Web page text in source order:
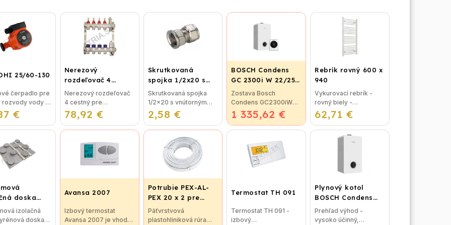
25/60-130
€
čerpadlo pre
rozvody vody v
OHI 25/60-
Nerezový
rozdeľovač 4
cestný pre
podlahové
vykurovanie
78,92 €
Nerezový rozdeľovač
4 cestný pre
podlahové
vykurovanie
Rozdeľovače sú
nerezovej ocele podľa
nemeckej normy DIN
Skrutkovaná
spojka 1/2x20 s
vnútorným závitom
2,58 €
Skrutkovaná spojka
1/2x20 s vnútorným
závitom bez nutnosti
lisovania, použitie pre
plastohlikové potrubie
na vodu, alebo kúrenie.
BOSCH Condens
GC 2300i W 22/25
C + CR 120
1 335,62 €
Zostava Bosch
Condens GC2300iW
22/25C CR 120 -
Condens 2300iW
22/25 C - závesný
prietokovým ohrevom
teplej vody,...
Rebrík rovný 600 x
940
62,71 €
Vykurovací rebrík -
rovný biely -
rozmer: 600 x 940 mm
- určený na
vykurovanie do kúpeľní
- v kombinácii s kotlom
doska
pre
kúrenie
izolačná
doska
Avansa 2007
Izbový termostat
Avansa 2007 je vhodný
Potrubie PEX-AL-
PEX 20 x 2 pre
vykurovanie,
podlahové kúrenie
Päťvrstvová
plastohliniková rúra
Termostat TH 091
Termostat TH 091 -
izbový
Plynový kotol
BOSCH Condens
GC2300iW 24 P -
Závesný
Prehľad výhod -
vysoko účinný,